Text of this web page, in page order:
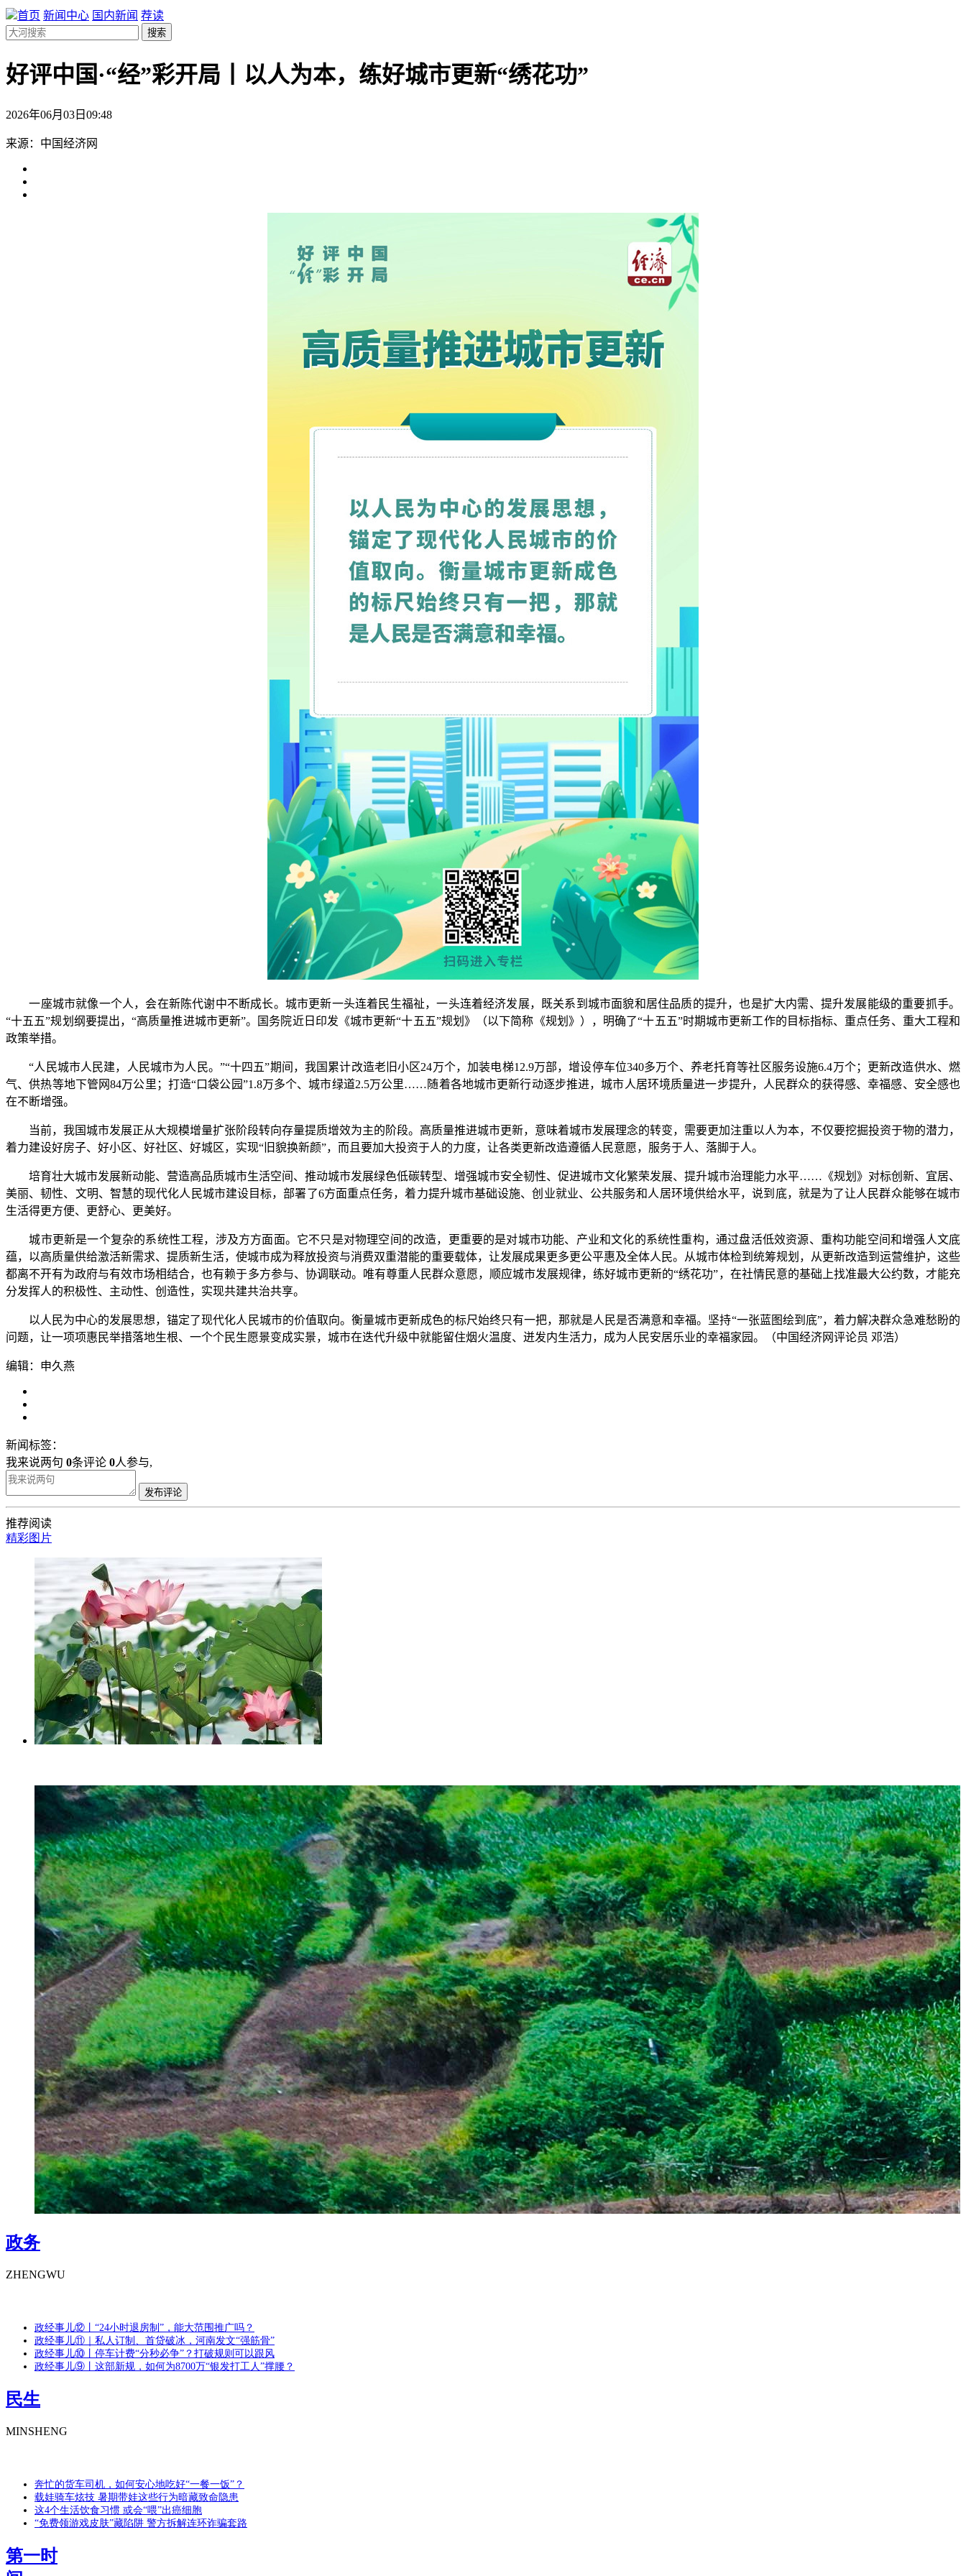
首页 新闻中心 国内新闻 荐读
搜索
好评中国·“经”彩开局丨以人为本，练好城市更新“绣花功”
2026年06月03日09:48
来源：中国经济网
一座城市就像一个人，会在新陈代谢中不断成长。城市更新一头连着民生福祉，一头连着经济发展，既关系到城市面貌和居住品质的提升，也是扩大内需、提升发展能级的重要抓手。
“十五五”规划纲要提出，“高质量推进城市更新”。国务院近日印发《城市更新“十五五”规划》（以下简称《规划》），明确了“十五五”时期城市更新工作的目标指标、重点任务、重大工程和
政策举措。
“人民城市人民建，人民城市为人民。”“十四五”期间，我国累计改造老旧小区24万个，加装电梯12.9万部，增设停车位340多万个、养老托育等社区服务设施6.4万个；更新改造供水、燃
气、供热等地下管网84万公里；打造“口袋公园”1.8万多个、城市绿道2.5万公里……随着各地城市更新行动逐步推进，城市人居环境质量进一步提升，人民群众的获得感、幸福感、安全感也
在不断增强。
当前，我国城市发展正从大规模增量扩张阶段转向存量提质增效为主的阶段。高质量推进城市更新，意味着城市发展理念的转变，需要更加注重以人为本，不仅要挖掘投资于物的潜力，
着力建设好房子、好小区、好社区、好城区，实现“旧貌换新颜”，而且要加大投资于人的力度，让各类更新改造遵循人民意愿，服务于人、落脚于人。
培育壮大城市发展新动能、营造高品质城市生活空间、推动城市发展绿色低碳转型、增强城市安全韧性、促进城市文化繁荣发展、提升城市治理能力水平……《规划》对标创新、宜居、
美丽、韧性、文明、智慧的现代化人民城市建设目标，部署了6方面重点任务，着力提升城市基础设施、创业就业、公共服务和人居环境供给水平，说到底，就是为了让人民群众能够在城市
生活得更方便、更舒心、更美好。
城市更新是一个复杂的系统性工程，涉及方方面面。它不只是对物理空间的改造，更重要的是对城市功能、产业和文化的系统性重构，通过盘活低效资源、重构功能空间和增强人文底
蕴，以高质量供给激活新需求、提质新生活，使城市成为释放投资与消费双重潜能的重要载体，让发展成果更多更公平惠及全体人民。从城市体检到统筹规划，从更新改造到运营维护，这些
都离不开有为政府与有效市场相结合，也有赖于多方参与、协调联动。唯有尊重人民群众意愿，顺应城市发展规律，练好城市更新的“绣花功”，在社情民意的基础上找准最大公约数，才能充
分发挥人的积极性、主动性、创造性，实现共建共治共享。
以人民为中心的发展思想，锚定了现代化人民城市的价值取向。衡量城市更新成色的标尺始终只有一把，那就是人民是否满意和幸福。坚持“一张蓝图绘到底”，着力解决群众急难愁盼的
问题，让一项项惠民举措落地生根、一个个民生愿景变成实景，城市在迭代升级中就能留住烟火温度、迸发内生活力，成为人民安居乐业的幸福家园。（中国经济网评论员 邓浩）
编辑：申久燕
新闻标签：
我来说两句 0条评论 0人参与,
发布评论
推荐阅读